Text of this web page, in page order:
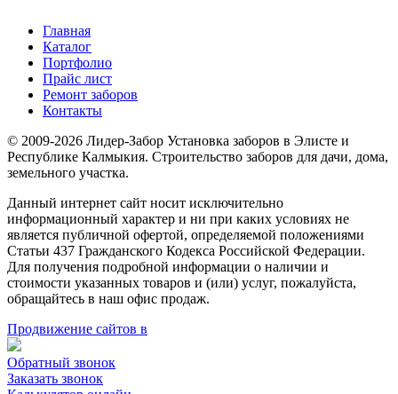
Главная
Каталог
Портфолио
Прайс лист
Ремонт заборов
Контакты
© 2009-2026 Лидер-Забор Установка заборов в Элисте и
Республике Калмыкия. Строительство заборов для дачи, дома,
земельного участка.
Данный интернет сайт носит исключительно
информационный характер и ни при каких условиях не
является публичной офертой, определяемой положениями
Статьи 437 Гражданского Кодекса Российской Федерации.
Для получения подробной информации о наличии и
стоимости указанных товаров и (или) услуг, пожалуйста,
обращайтесь в наш офис продаж.
Продвижение сайтов в
Обратный звонок
Заказать звонок